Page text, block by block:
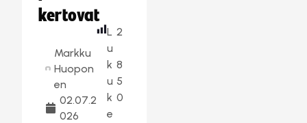
kertovat
Markku
Huopon
en
02.07.2
026
L
u
k
u
k
e
2
8
5
0